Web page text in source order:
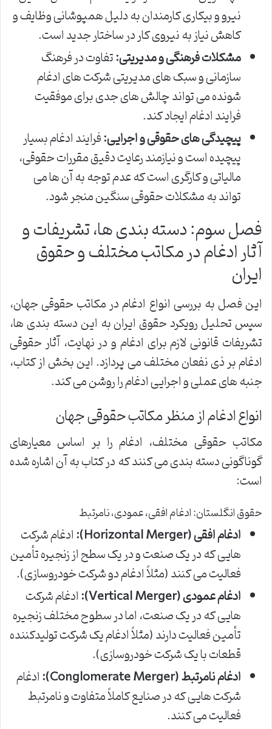
نیرو و بیکاری کارمندان به دلیل همپوشانی وظایف و
کاهش نیاز به نیروی کار در ساختار جدید است.
مشکلات فرهنگی و مدیریتی:تفاوت در فرهنگ
سازمانی و سبک های مدیریتی شرکت های ادغام
شونده می تواند چالش های جدی برای موفقیت
فرایند ادغام ایجاد کند.
پیچیدگی های حقوقی و اجرایی:فرایند ادغام بسیار
پیچیده است و نیازمند رعایت دقیق مقررات حقوقی،
مالیاتی و کارگری است که عدم توجه به آن ها می
تواند به مشکلات حقوقی سنگین منجر شود.
فصل سوم: دسته بندی ها، تشریفات و
آثار ادغام در مکاتب مختلف و حقوق
ایران
این فصل به بررسی انواع ادغام در مکاتب حقوقی جهان،
سپس تحلیل رویکرد حقوق ایران به این دسته بندی ها،
تشریفات قانونی لازم برای ادغام و در نهایت، آثار حقوقی
ادغام بر ذی نفعان مختلف می پردازد. این بخش از کتاب،
جنبه های عملی و اجرایی ادغام را روشن می کند.
انواع ادغام از منظر مکاتب حقوقی جهان
مکاتب حقوقی مختلف، ادغام را بر اساس معیارهای
گوناگونی دسته بندی می کنند که در کتاب به آن اشاره شده
است:
حقوق انگلستان: ادغام افقی، عمودی، نامرتبط
ادغام افقی (Horizontal Merger):
ادغام شرکت
هایی که در یک صنعت و در یک سطح از زنجیره تأمین
فعالیت می کنند (مثلاً ادغام دو شرکت خودروسازی).
ادغام عمودی (Vertical Merger):
ادغام شرکت
هایی که در یک صنعت، اما در سطوح مختلف زنجیره
تأمین فعالیت دارند (مثلاً ادغام یک شرکت تولیدکننده
قطعات با یک شرکت خودروسازی).
ادغام نامرتبط (Conglomerate Merger):
ادغام
شرکت هایی که در صنایع کاملاً متفاوت و نامرتبط
فعالیت می کنند.